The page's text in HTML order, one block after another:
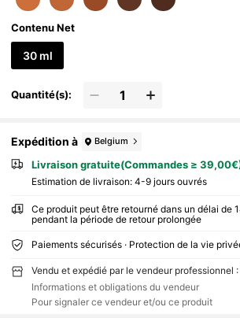
Contenu Net
30 ml
Quantité(s):
Expédition à Belgium
Livraison gratuite(Commandes ≥
Estimation de livraison: 4-9 jours ouvrés
Ce produit peut être retourné dans un délai de
pendant la période de retour prolongée
Paiements sécurisés · Protection de la vie
Vendu et expédié par le vendeur professionnel :
Informations et obligations du vendeur
Pour signaler ce vendeur et/ou ce produit